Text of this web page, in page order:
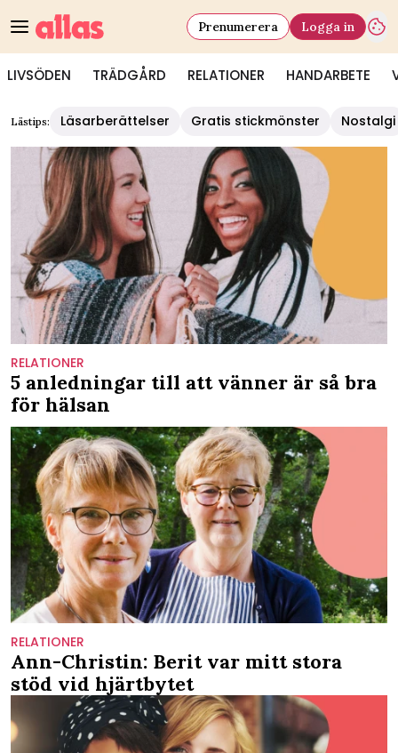
LIVSÖDEN TRÄDGÅRD RELATIONER HANDARBETE
Prenumerera Logga in
Lästips: Läsarberättelser Gratis stickmönster Nostalgi
RELATIONER
5 anledningar till att vänner är så bra
för hälsan
RELATIONER
Ann-Christin: Berit var mitt stora
stöd vid hjärtbytet